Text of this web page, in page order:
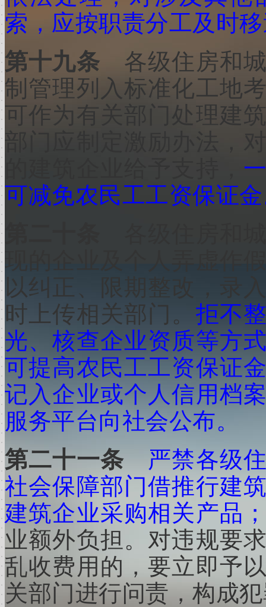
索，应按职责分工及时
第十九条 各级住房和
制管理列入标准化工地
可作为有关部门处理建
可减免农民工工资保证
以纠正、限期整改，录
时上传相关部门。 拒不
光、核查企业资质等方
可提高农民工工资保证
记入企业或个人信用档
服务平台向社会公布。
第二十一条 严禁各级
社会保障部门借推行建
建筑企业采购相关产品
业额外负担。对违规要
乱收费用的，要立即予
关部门进行问责，构成